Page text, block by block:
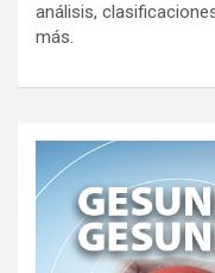
análisis,
más.